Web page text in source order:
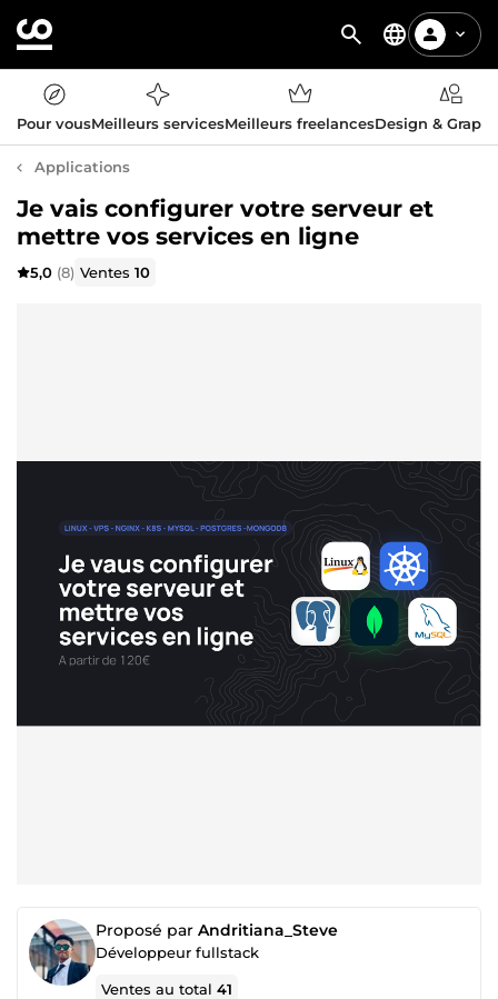
Pour vousMeilleurs servicesMeilleurs freelancesDesign &
Applications
Je vais configurer votre serveur et
mettre vos services en ligne
5,0 (8) Ventes10
Proposé par Andritiana_Steve
Développeur fullstack
Ventes au total41